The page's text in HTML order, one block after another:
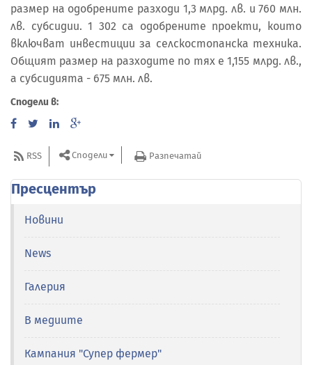
размер на одобрените разходи 1,3 млрд. лв. и 760 млн.
лв. субсидии. 1 302 са одобрените проекти, които
включват инвестиции за селскостопанска техника.
Общият размер на разходите по тях е 1,155 млрд. лв.,
а субсидията - 675 млн. лв.
Сподели в:
RSS Сподели Разпечатай
Пресцентър
Новини
News
Галерия
В медиите
Кампания "Супер фермер"